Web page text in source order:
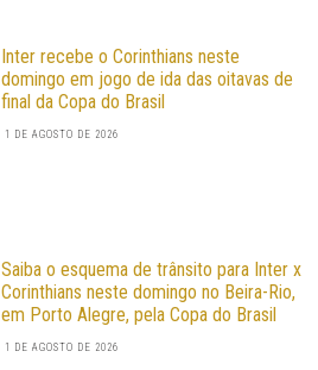
Inter recebe o Corinthians neste
domingo em jogo de ida das oitavas de
final da Copa do Brasil
1 DE AGOSTO DE 2026
Saiba o esquema de trânsito para Inter x
Corinthians neste domingo no Beira-Rio,
em Porto Alegre, pela Copa do Brasil
1 DE AGOSTO DE 2026